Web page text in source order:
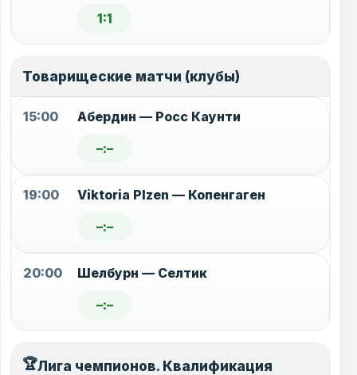
1:1
Товарищеские матчи (клубы)
15:00
Абердин — Росс Каунти
–:–
19:00
Viktoria Plzen — Копенгаген
–:–
20:00
Шелбурн — Селтик
–:–
🏆Лига чемпионов. Квалификация